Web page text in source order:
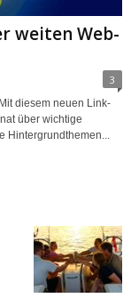
weiten Web-
3
diesem neuen Link-
über wichtige
Hintergrundthemen...